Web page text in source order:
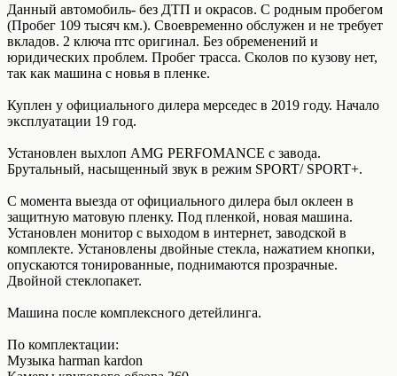
Данный автомобиль- без ДТП и окрасов. С родным пробегом
(Пробег 109 тысяч км.). Своевременно обслужен и не требует
вкладов. 2 ключа птс оригинал. Без обременений и
юридических проблем. Пробег трасса. Сколов по кузову нет,
так как машина с новья в пленке.
Куплен у официального дилера мерседес в 2019 году. Начало
эксплуатации 19 год.
Установлен выхлоп AMG PERFOMANCE с завода.
Брутальный, насыщенный звук в режим SPORT/ SPORT+.
С момента выезда от официального дилера был оклеен в
защитную матовую пленку. Под пленкой, новая машина.
Установлен монитор с выходом в интернет, заводской в
комплекте. Установлены двойные стекла, нажатием кнопки,
опускаются тонированные, поднимаются прозрачные.
Двойной стеклопакет.
Машина после комплексного детейлинга.
По комплектации:
Музыка harman kardon